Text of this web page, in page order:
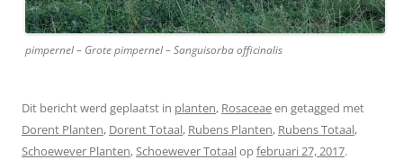
pimpernel – Grote pimpernel – Sanguisorba officinalis
Dit bericht werd geplaatst in planten, Rosaceaeen getagged met
Dorent Planten, Dorent Totaal, Rubens Planten, Rubens Totaal,
Schoewever Planten,Schoewever Totaalopfebruari 27, 2017.